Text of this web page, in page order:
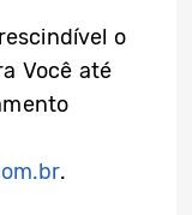
o
Você até
.